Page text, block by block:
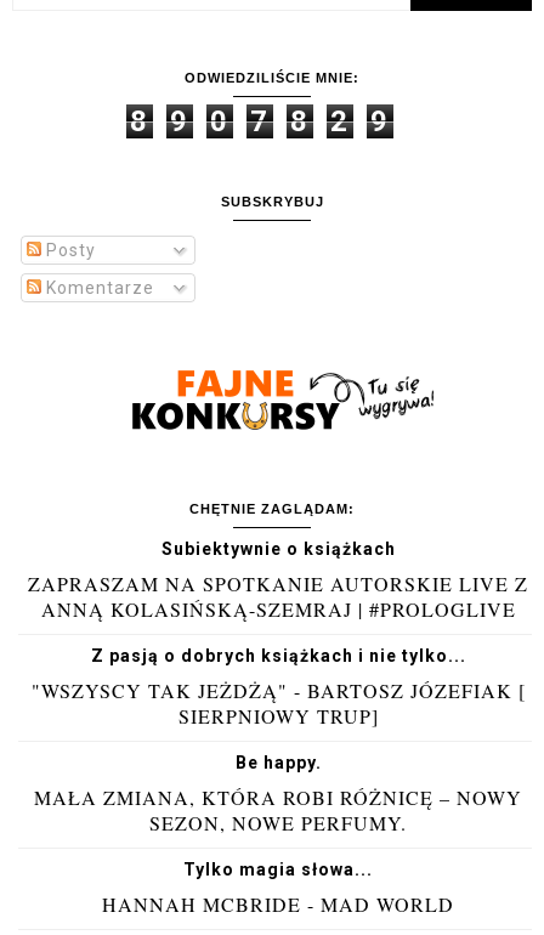
ODWIEDZILIŚCIE MNIE:
8 9 0 7 8 2 9
SUBSKRYBUJ
Posty
Komentarze
CHĘTNIE ZAGLĄDAM:
Subiektywnie o książkach
ZAPRASZAM NA SPOTKANIE AUTORSKIE LIVE Z
ANNĄ KOLASIŃSKĄ-SZEMRAJ | #PROLOGLIVE
Z pasją o dobrych książkach i nie tylko...
"WSZYSCY TAK JEŻDŻĄ" - BARTOSZ JÓZEFIAK [
SIERPNIOWY TRUP]
Be happy.
MAŁA ZMIANA, KTÓRA ROBI RÓŻNICĘ – NOWY
SEZON, NOWE PERFUMY.
Tylko magia słowa...
HANNAH MCBRIDE - MAD WORLD